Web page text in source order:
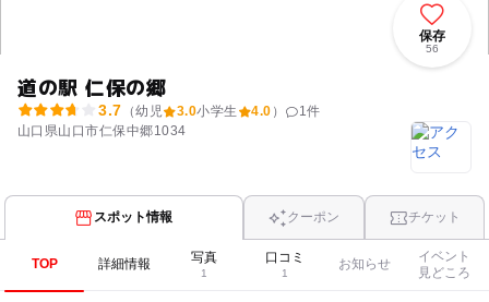
道の駅 仁保の郷
3.7 （幼児 3.0小学生 4.0 ） 1件
山口県山口市仁保中郷1034
保存
56
スポット情報 クーポン チケット
TOP 詳細情報 写真
1
口コミ
1
お知らせ
イベント
見どころ